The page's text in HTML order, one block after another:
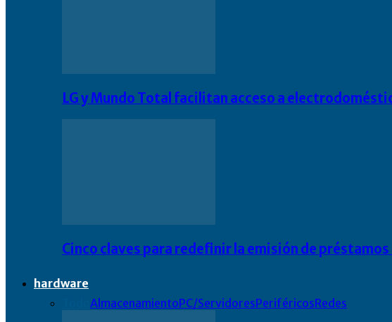
LG y Mundo Total facilitan acceso a
Cinco claves para redefinir la emisión de
hardware
AlmacenamientoPC/ServidoresPeriféricosRedes